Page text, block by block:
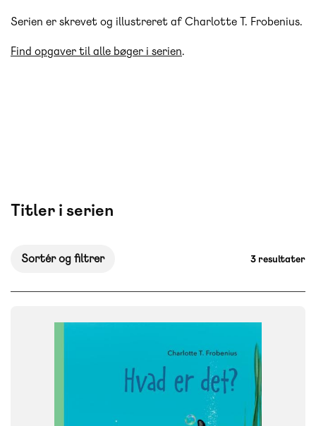
Serien er skrevet og illustreret af Charlotte T. Frobenius.
Find opgaver til alle bøger i serien.
Titler i serien
Sortér og filtrer 3 resultater
2. klasse 3. klasse